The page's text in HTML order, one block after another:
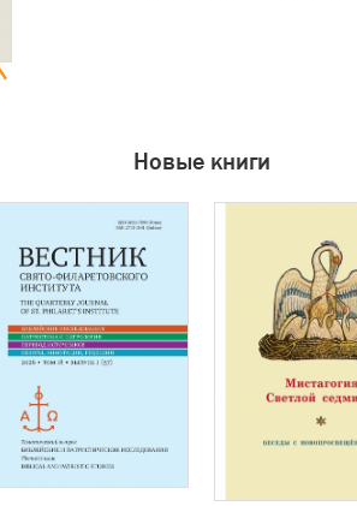
Новые книги